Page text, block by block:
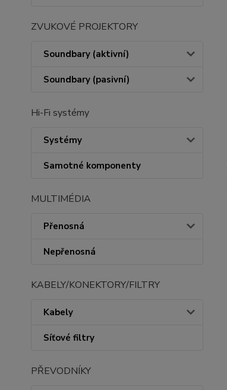
ZVUKOVÉ PROJEKTORY
Soundbary (aktivní)
Soundbary (pasivní)
Hi-Fi systémy
Systémy
Samotné komponenty
MULTIMÉDIA
Přenosná
Nepřenosná
KABELY/KONEKTORY/FILTRY
Kabely
Síťové filtry
PŘEVODNÍKY